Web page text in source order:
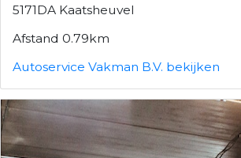
5171DA Kaatsheuvel
Afstand 0.79km
Autoservice Vakman B.V. bekijken